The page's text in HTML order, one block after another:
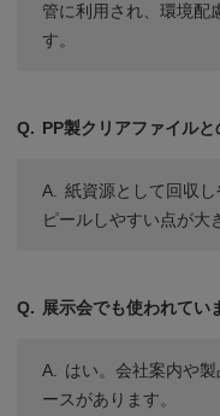
管に利用され、環境配
す。
PP製クリアファイル
紙資源として回収
ピールしやすい点が大
展示会でも使われてい
はい。会社案内や
ースがあります。